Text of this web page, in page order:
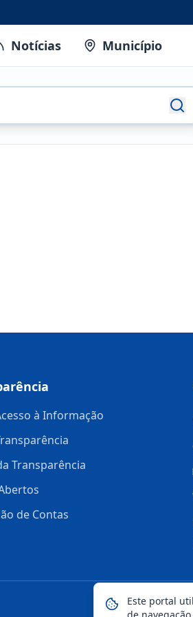
Notícias Município
à Informação
Transparência
de Contas
Este portal